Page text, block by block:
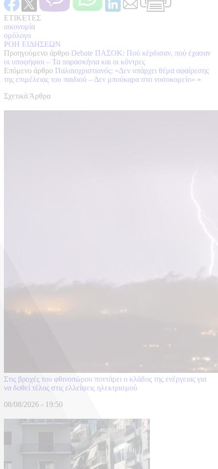
ΕΤΙΚΕΤΕΣ
οικονομία
ομόλογο
ΡΟΗ ΕΙΔΗΣΕΩΝ
Προηγούμενο άρθρο Debate ΠΑΣΟΚ: Πού κέρδισαν, πού έχασαν
οι υποψήφιοι – Τα παρασκήνια και οι κόντρες
Επόμενο άρθρο Παλαιοχριστιανός: «Δεν υπάρχει θέμα αφαίρεσης
της επιμέλειας του παιδιού – Δεν μπούκαρα στο νοσοκομείο» »
Σχετικά Άρθρα
Στις βροχές του φθινοπώρου ποντάρει ο κλάδος της ενέργειας για
να δοθεί τέλος στις ελλείψεις ηλεκτρισμού
08/08/2026 - 19:50